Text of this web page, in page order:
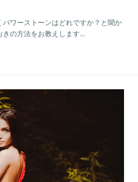
ワーストーンはどれですか？と聞か
の方法をお教えします...